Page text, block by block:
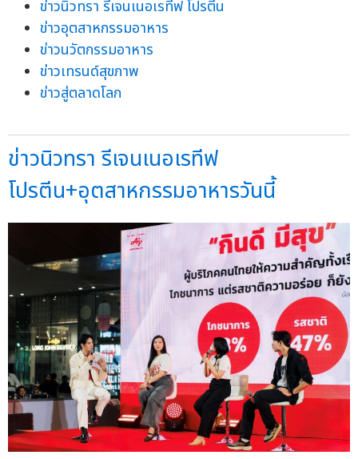
ข่าวนิวทรา รีเจนเนอเรทีฟ โปรตีน
ข่าวอุตสาหกรรมอาหาร
ข่าวนวัตกรรมอาหาร
ข่าวเทรนด์สุขภาพ
ข่าวสู่ตลาดโลก
ข่าวนิวทรา รีเจนเนอเรทีฟ
โปรตีน+อุตสาหกรรมอาหารวันนี้